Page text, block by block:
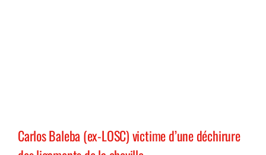
Carlos Baleba (ex-LOSC) victime d’une déchirure